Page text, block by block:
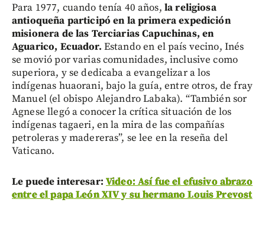
Para 1977, cuando tenía 40 años, la religiosa
antioqueña participó en la primera expedición
misionera de las Terciarias Capuchinas, en
Aguarico, Ecuador. Estando en el país vecino, Inés
se movió por varias comunidades, inclusive como
superiora, y se dedicaba a evangelizar a los
indígenas huaorani, bajo la guía, entre otros, de fray
Manuel (el obispo Alejandro Labaka). “También sor
Agnese llegó a conocer la crítica situación de los
indígenas tagaeri, en la mira de las compañías
petroleras y madereras”, se lee en la reseña del
Vaticano.
Le puede interesar: Video: Así fue el efusivo abrazo
entre el papa León XIV y su hermano Louis Prevost